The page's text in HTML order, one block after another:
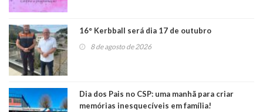
16° Kerbball será dia 17 de outubro
8 de agosto de 2026
Dia dos Pais no CSP: uma manhã para criar
memórias inesquecíveis em família!